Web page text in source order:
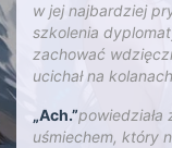
w jej najbardziej
szkolenia
zachować
ucichał na
„Ach.”powiedziała
uśmiechem, który